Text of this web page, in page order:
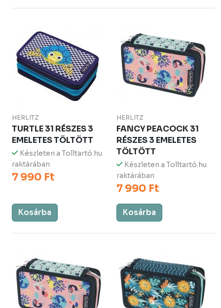
HERLITZ
TURTLE 31 RÉSZES 3
EMELETES TÖLTÖTT
Készleten a Tolltartó.hu
raktárában
7 990 Ft
Kosárba
HERLITZ
FANCY PEACOCK 31
RÉSZES 3 EMELETES
TÖLTÖTT
Készleten a Tolltartó.hu
raktárában
7 990 Ft
Kosárba